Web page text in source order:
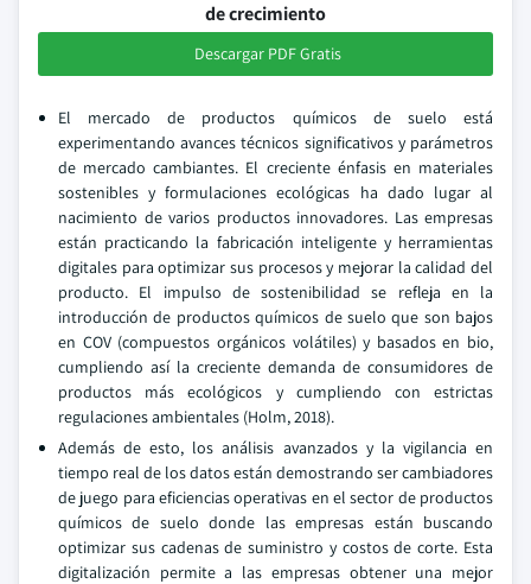
de crecimiento
Descargar PDF Gratis
El mercado de productos químicos de suelo está
experimentando avances técnicos significativos y parámetros
de mercado cambiantes. El creciente énfasis en materiales
sostenibles y formulaciones ecológicas ha dado lugar al
nacimiento de varios productos innovadores. Las empresas
están practicando la fabricación inteligente y herramientas
digitales para optimizar sus procesos y mejorar la calidad del
producto. El impulso de sostenibilidad se refleja en la
introducción de productos químicos de suelo que son bajos
en COV (compuestos orgánicos volátiles) y basados en bio,
cumpliendo así la creciente demanda de consumidores de
productos más ecológicos y cumpliendo con estrictas
regulaciones ambientales (Holm, 2018).
Además de esto, los análisis avanzados y la vigilancia en
tiempo real de los datos están demostrando ser cambiadores
de juego para eficiencias operativas en el sector de productos
químicos de suelo donde las empresas están buscando
optimizar sus cadenas de suministro y costos de corte. Esta
digitalización permite a las empresas obtener una mejor